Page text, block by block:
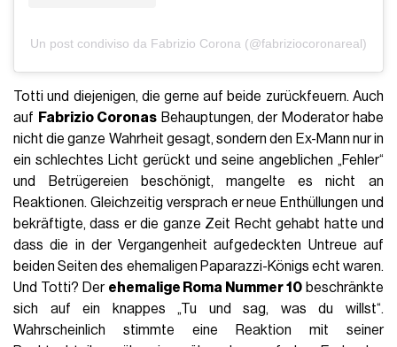
Un post condiviso da Fabrizio Corona (@fabriziocoronareal)
Totti und diejenigen, die gerne auf beide zurückfeuern. Auch
auf Fabrizio Coronas Behauptungen, der Moderator habe
nicht die ganze Wahrheit gesagt, sondern den Ex-Mann nur in
ein schlechtes Licht gerückt und seine angeblichen „Fehler“
und Betrügereien beschönigt, mangelte es nicht an
Reaktionen. Gleichzeitig versprach er neue Enthüllungen und
bekräftigte, dass er die ganze Zeit Recht gehabt hatte und
dass die in der Vergangenheit aufgedeckten Untreue auf
beiden Seiten des ehemaligen Paparazzi-Königs echt waren.
Und Totti? Der ehemalige Roma Nummer 10 beschränkte
sich auf ein knappes „Tu und sag, was du willst“.
Wahrscheinlich stimmte eine Reaktion mit seiner